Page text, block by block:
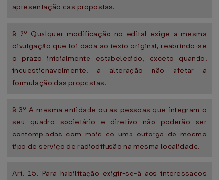
apresentação das propostas.
§ 2º Qualquer modificação no edital exige a mesma
divulgação que foi dada ao texto original, reabrindo-se
o prazo inicialmente estabelecido, exceto quando,
inquestionavelmente, a alteração não afetar a
formulação das propostas.
§ 3º A mesma entidade ou as pessoas que integram o
seu quadro societário e diretivo não poderão ser
contempladas com mais de uma outorga do mesmo
tipo de serviço de radiodifusão na mesma localidade.
Art. 15. Para habilitação exigir-se-á aos interessados